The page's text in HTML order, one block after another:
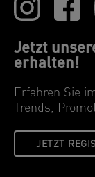
Jetzt
erhalten!
Erfahren Sie
Trends,
JETZT